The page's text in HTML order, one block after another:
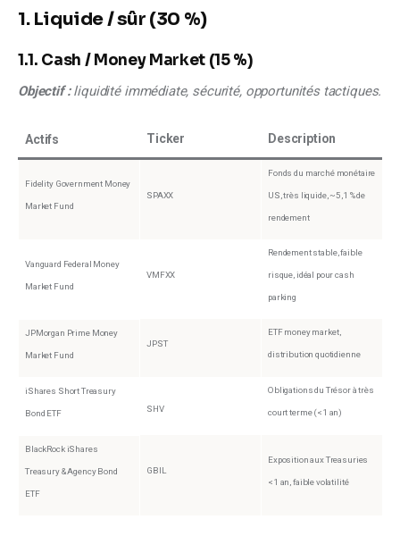
1. Liquide / sûr (30 %)
1.1. Cash / Money Market (15 %)
Objectif : liquidité immédiate, sécurité, opportunités tactiques.
Actifs Ticker Description
Fidelity Government Money
Market Fund
SPAXX
Fonds du marché monétaire
US, très liquide, ~5,1 % de
rendement
Vanguard Federal Money
Market Fund
VMFXX
Rendement stable, faible
risque, idéal pour cash
parking
JPMorgan Prime Money
Market Fund
JPST
ETF money market,
distribution quotidienne
iShares Short Treasury
Bond ETF SHV
Obligations du Trésor à très
court terme (<1 an)
BlackRock iShares
Treasury & Agency Bond
ETF
GBIL
Exposition aux Treasuries
<1 an, faible volatilité